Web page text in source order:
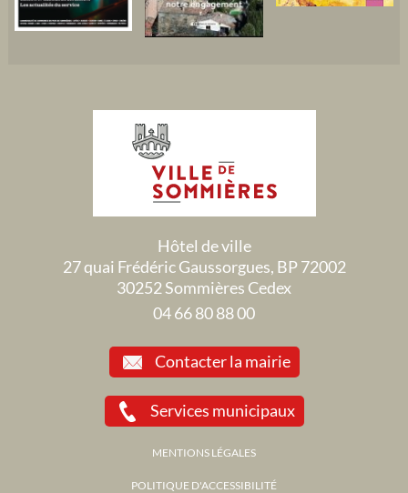
Hôtel de ville
27 quai Frédéric Gaussorgues, BP 72002
30252 Sommières Cedex
04 66 80 88 00
Contacter la mairie
Services municipaux
MENTIONS LÉGALES
POLITIQUE D'ACCESSIBILITÉ